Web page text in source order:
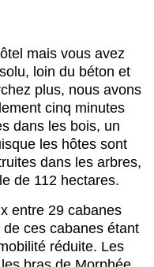
mais vous avez
loin du béton et
plus, nous avons
cinq minutes
dans les bois, un
les hôtes sont
dans les arbres,
de 112 hectares.
entre 29 cabanes
ces cabanes étant
réduite. Les